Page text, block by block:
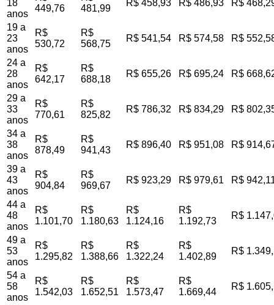
18
anos
449,76
481,99
R$ 458,93 R$ 486,93 R$
19 a
23
anos
R$
530,72
R$
568,75
R$ 541,54 R$ 574,58 R$
24 a
28
anos
R$
642,17
R$
688,18
R$ 655,26 R$ 695,24 R$
29 a
33
anos
R$
770,61
R$
825,82
R$ 786,32 R$ 834,29 R$
34 a
38
anos
R$
878,49
R$
941,43
R$ 896,40 R$ 951,08 R$
39 a
43
anos
R$
904,84
R$
969,67
R$ 923,29 R$ 979,61 R$
44 a
48
anos
R$
1.101,70
R$
1.180,63
R$
1.124,16
R$
1.192,73
R$
49 a
53
anos
R$
1.295,82
R$
1.388,66
R$
1.322,24
R$
1.402,89
R$
54 a
58
anos
R$
1.542,03
R$
1.652,51
R$
1.573,47
R$
1.669,44
R$